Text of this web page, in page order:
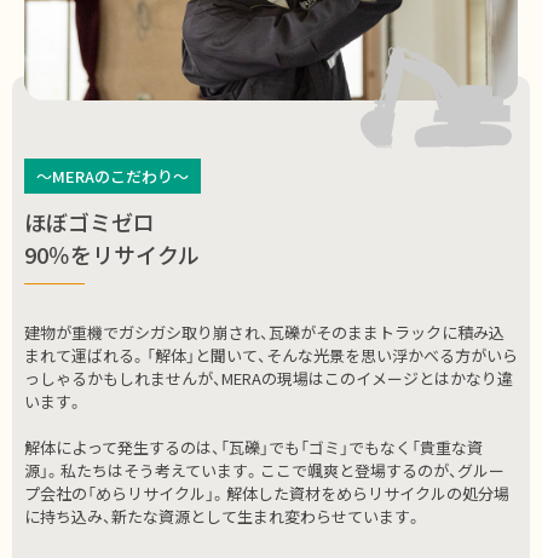
～MERAのこだわり～
ほぼゴミゼロ
90％をリサイクル
建物が重機でガシガシ取り崩され、瓦礫がそのままトラックに積み込
まれて運ばれる。「解体」と聞いて、そんな光景を思い浮かべる方がいら
っしゃるかもしれませんが、MERAの現場はこのイメージとはかなり違
います。
解体によって発生するのは、「瓦礫」でも「ゴミ」でもなく「貴重な資
源」。私たちはそう考えています。ここで颯爽と登場するのが、グルー
プ会社の「めらリサイクル」。解体した資材をめらリサイクルの処分場
に持ち込み、新たな資源として生まれ変わらせています。